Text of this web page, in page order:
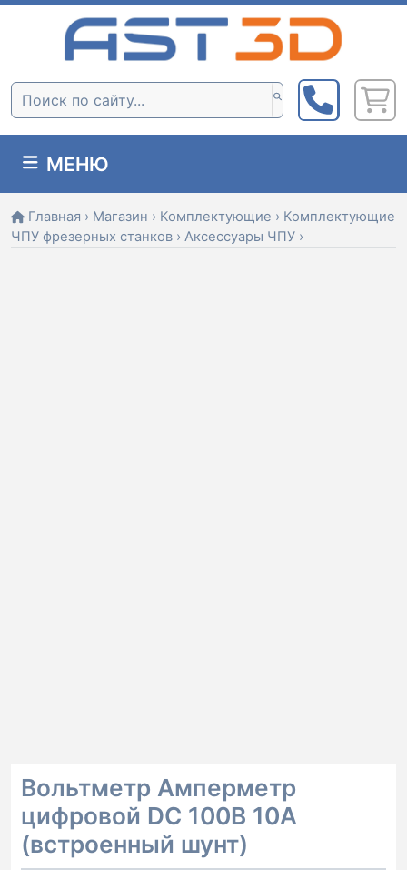
Skip
Поиск:
МЕНЮ
Главная › Магазин › Комплектующие › Комплектующие
ЧПУ фрезерных станков › Аксессуары ЧПУ ›
Вольтметр Амперметр
цифровой DC 100В 10А
(встроенный шунт)